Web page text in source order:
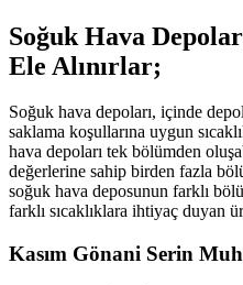
Soğuk Hava
Ele Alınırlar;
Soğuk hava depoları, içinde
saklama koşullarına uygun
hava depoları tek bölümden
değerlerine sahip birden fazla
soğuk hava deposunun farklı
farklı sıcaklıklara ihtiyaç duyan
Kasım Gönani Serin